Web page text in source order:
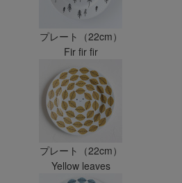
プレート（22cm）
Fir fir fir
プレート（22cm）
Yellow leaves